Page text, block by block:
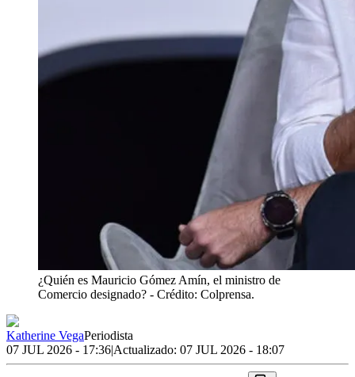
¿Quién es Mauricio Gómez Amín, el ministro de
Comercio designado? - Crédito: Colprensa.
Katherine VegaPeriodista
07 JUL 2026 - 17:36|Actualizado: 07 JUL 2026 - 18:07